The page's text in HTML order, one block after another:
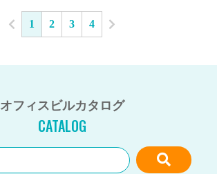
1 2 3 4
オフィスビルカタログ
CATALOG